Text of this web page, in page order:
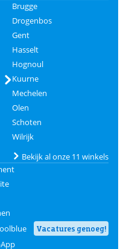
Brugge
Drogenbos
Gent
Hasselt
Hognoul
Kuurne
Mechelen
Olen
Schoten
Wilrijk
Bekijk al onze 11 winkels
Vacatures genoeg!